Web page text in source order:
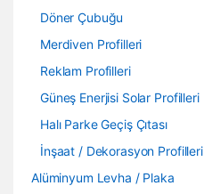
Döner Çubuğu
Merdiven Profilleri
Reklam Profilleri
Güneş Enerjisi Solar Profilleri
Halı Parke Geçiş Çıtası
İnşaat / Dekorasyon Profilleri
Alüminyum Levha / Plaka